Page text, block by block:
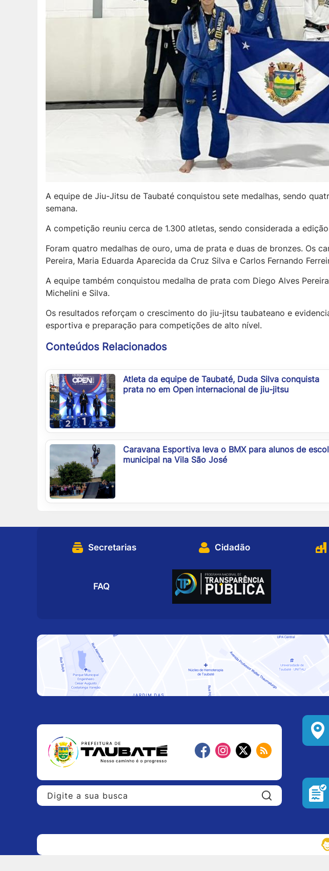
A equipe de Jiu-Jitsu de Taubaté conquistou sete medalhas, sendo
semana.
A competição reuniu cerca de 1.300 atletas, sendo considerada a
Foram quatro medalhas de ouro, uma de prata e duas de bronzes. Os
Pereira, Maria Eduarda Aparecida da Cruz Silva e Carlos Fernando
A equipe também conquistou medalha de prata com Diego Alves
Michelini e Silva.
Os resultados reforçam o crescimento do jiu-jitsu taubateano e
esportiva e preparação para competições de alto nível.
Conteúdos Relacionados
Atleta da equipe de Taubaté, Duda Silva conquista
prata no em Open internacional de jiu-jitsu
Caravana Esportiva leva o BMX para alunos de
municipal na Vila São José
Secretarias Cidadão
FAQ
Pesquisar: